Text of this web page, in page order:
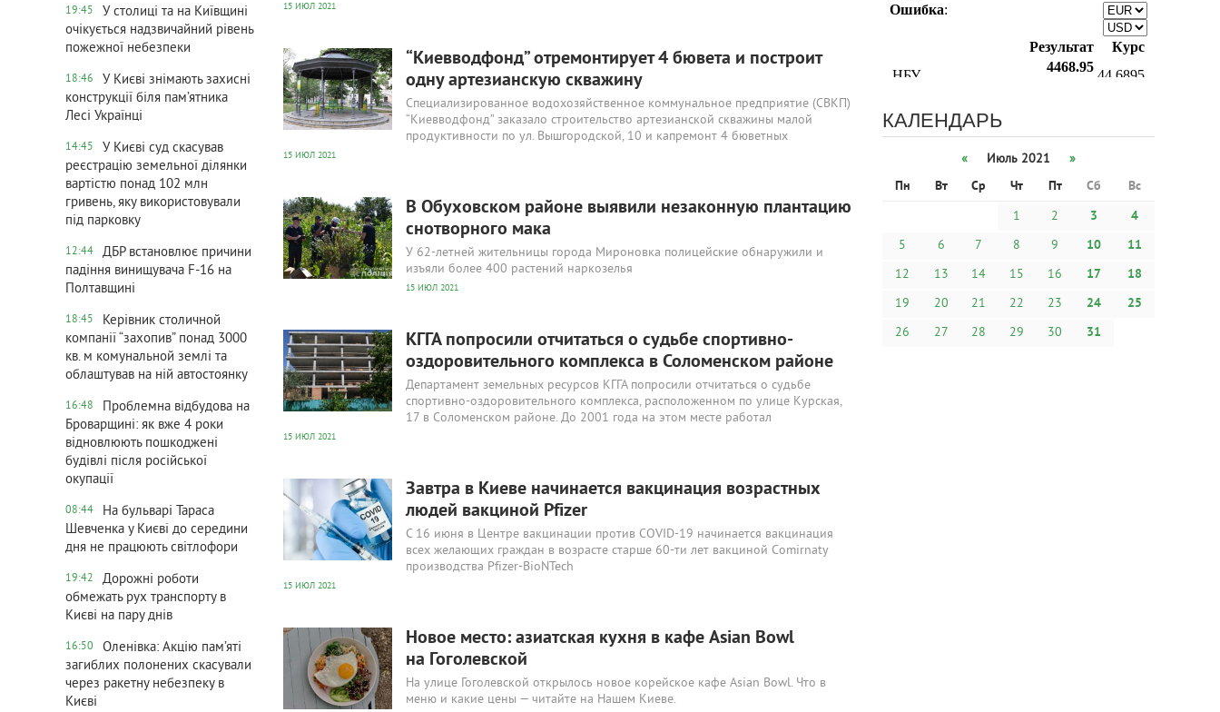
19:45
У столиці та на Київщині
очікується надзвичайний рівень
пожежної небезпеки
18:46
У Києві знімають захисні
конструкції біля пам’ятника
Лесі Українці
14:45
У Києві суд скасував
реєстрацію земельної ділянки
вартістю понад 102 млн
гривень, яку використовували
під парковку
12:44
ДБР встановлює причини
падіння винищувача F-16 на
Полтавщині
18:45
Керівник столичной
компанії “захопив” понад 3000
кв. м комунальной землі та
облаштував на ній автостоянку
16:48
Проблемна відбудова на
Броварщині: як вже 4 роки
відновлюють пошкоджені
будівлі після російської
окупації
08:44
На бульварі Тараса
Шевченка у Києві до середини
дня не працюють світлофори
19:42
Дорожні роботи
обмежать рух транспорту в
Києві на пару днів
16:50
Оленівка: Акцію пам’яті
загиблих полонених скасували
через ракетну небезпеку в
Києві
15 ИЮЛ 2021
“Киевводфонд” отремонтирует 4 бювета и построит
одну артезианскую скважину
Специализированное водохозяйственное коммунальное предприятие (СВКП)
“Киевводфонд” заказало строительство артезианской скважины малой
продуктивности по ул. Вышгородской, 10 и капремонт 4 бюветных
15 ИЮЛ 2021
В Обуховском районе выявили незаконную плантацию
снотворного мака
У 62-летней жительницы города Мироновка полицейские обнаружили и
изъяли более 400 растений наркозелья
15 ИЮЛ 2021
КГГА попросили отчитаться о судьбе спортивно-
оздоровительного комплекса в Соломенском районе
Департамент земельных ресурсов КГГА попросили отчитаться о судьбе
спортивно-оздоровительного комплекса, расположенном по улице Курская,
17 в Соломенском районе. До 2001 года на этом месте работал
15 ИЮЛ 2021
Завтра в Киеве начинается вакцинация возрастных
людей вакциной Pfizer
С 16 июня в Центре вакцинации против COVID-19 начинается вакцинация
всех желающих граждан в возрасте старше 60-ти лет вакциной Comirnaty
производства Pfizer-BioNTech
15 ИЮЛ 2021
Новое место: азиатская кухня в кафе Asian Bowl
на Гоголевской
На улице Гоголевской открылось новое корейское кафе Asian Bowl. Что в
меню и какие цены — читайте на Нашем Киеве.
КАЛЕНДАРЬ
« Июль 2021
»
Пн
Вт Ср Чт Пт Сб
Вс
1
2 3
4
5
6 7 8 9 10
11
12
13 14 15 16 17
18
19
20 21 22 23 24
25
26
27 28 29 30 31